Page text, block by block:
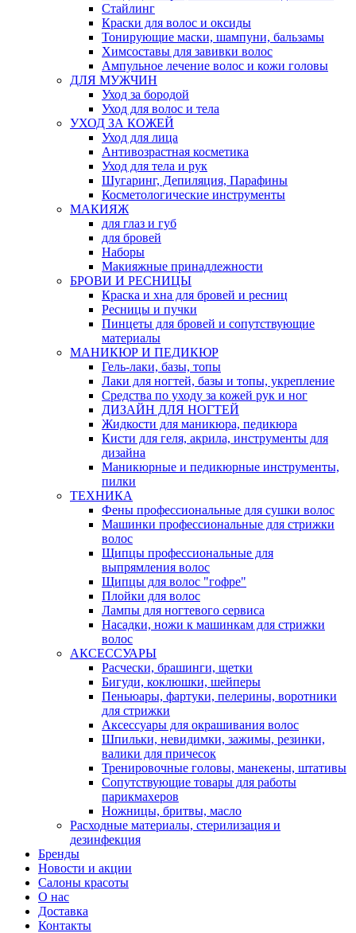
Стайлинг
Краски для волос и оксиды
Тонирующие маски, шампуни, бальзамы
Химсоставы для завивки волос
Ампульное лечение волос и кожи головы
ДЛЯ МУЖЧИН
Уход за бородой
Уход для волос и тела
УХОД ЗА КОЖЕЙ
Уход для лица
Антивозрастная косметика
Уход для тела и рук
Шугаринг, Депиляция, Парафины
Косметологические инструменты
МАКИЯЖ
для глаз и губ
для бровей
Наборы
Макияжные принадлежности
БРОВИ И РЕСНИЦЫ
Краска и хна для бровей и ресниц
Ресницы и пучки
Пинцеты для бровей и сопутствующие
материалы
МАНИКЮР И ПЕДИКЮР
Гель-лаки, базы, топы
Лаки для ногтей, базы и топы, укрепление
Средства по уходу за кожей рук и ног
ДИЗАЙН ДЛЯ НОГТЕЙ
Жидкости для маникюра, педикюра
Кисти для геля, акрила, инструменты для
дизайна
Маникюрные и педикюрные инструменты,
пилки
ТЕХНИКА
Фены профессиональные для сушки волос
Машинки профессиональные для стрижки
волос
Щипцы профессиональные для
выпрямления волос
Щипцы для волос "гофре"
Плойки для волос
Лампы для ногтевого сервиса
Насадки, ножи к машинкам для стрижки
волос
АКСЕССУАРЫ
Расчески, брашинги, щетки
Бигуди, коклюшки, шейперы
Пеньюары, фартуки, пелерины, воротники
для стрижки
Аксессуары для окрашивания волос
Шпильки, невидимки, зажимы, резинки,
валики для причесок
Тренировочные головы, манекены, штативы
Сопутствующие товары для работы
парикмахеров
Ножницы, бритвы, масло
Расходные материалы, стерилизация и
дезинфекция
Бренды
Новости и акции
Салоны красоты
О нас
Доставка
Контакты